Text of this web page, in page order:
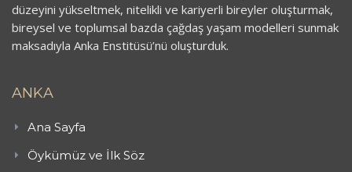
düzeyini yükseltmek, nitelikli ve kariyerli bireyler oluşturmak,
bireysel ve toplumsal bazda çağdaş yaşam modelleri sunmak
maksadıyla Anka Enstitüsü’nü oluşturduk.
ANKA
Ana Sayfa
Öykümüz ve İlk Söz